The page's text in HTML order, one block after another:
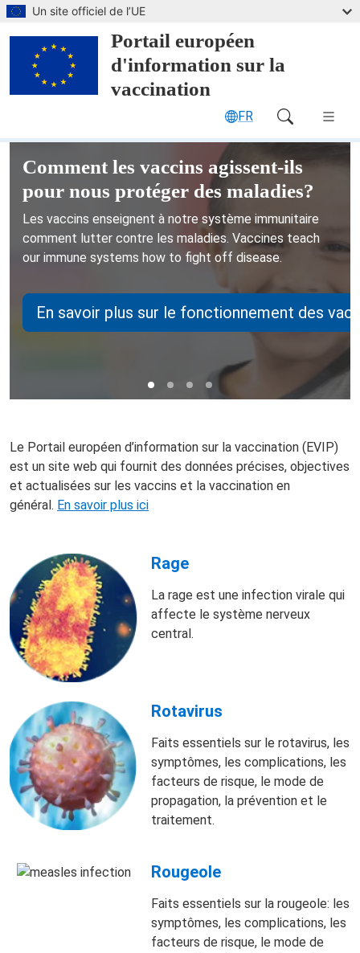
Un site officiel de l’UE
Portail européen
d'information sur la
vaccination
FR
Main Navigation (desktop)
Portail européen d'information
Comment les vaccins agissent-ils
pour nous protéger des maladies?
Les vaccins enseignent à notre système immunitaire
comment lutter contre les maladies. Vaccines teach
our immune systems how to fight off disease.
En savoir plus sur le fonctionnement des
Le Portail européen d’information sur la vaccination (EVIP)
est un site web qui fournit des données précises, objectives
et actualisées sur les vaccins et la vaccination en
général. En savoir plus ici
Rage
La rage est une infection virale qui
affecte le système nerveux
central.
Rotavirus
Faits essentiels sur le rotavirus, les
symptômes, les complications, les
facteurs de risque, le mode de
propagation, la prévention et le
traitement.
Rougeole
Faits essentiels sur la rougeole: les
symptômes, les complications, les
facteurs de risque, le mode de